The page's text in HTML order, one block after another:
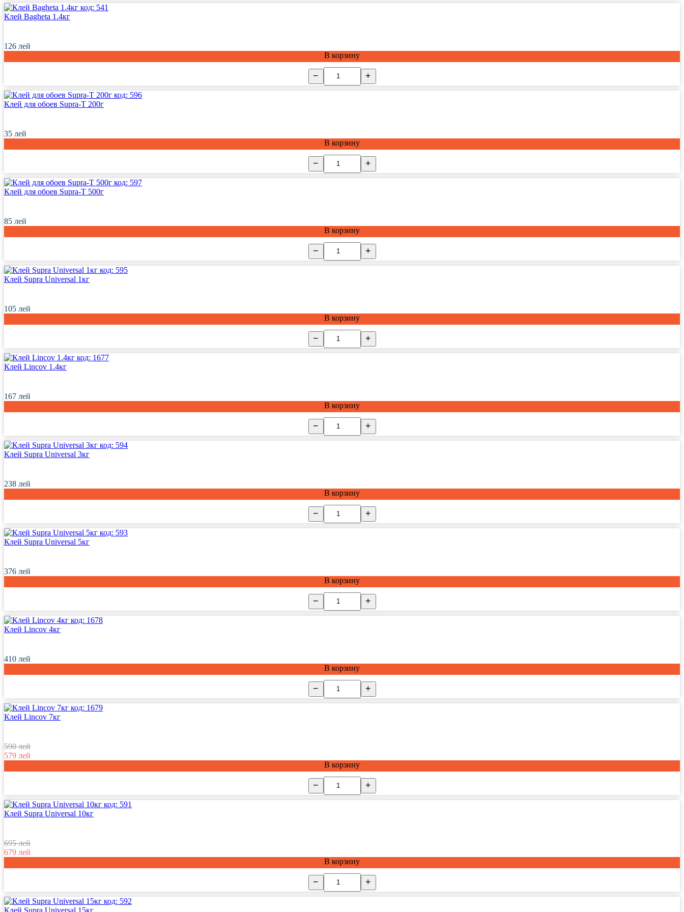
код: 541
Клей Bagheta 1.4кг
126 лей
В корзину
− +
код: 596
Клей для обоев Supra-T 200г
35 лей
В корзину
− +
код: 597
Клей для обоев Supra-T 500г
85 лей
В корзину
− +
код: 595
Клей Supra Universal 1кг
105 лей
В корзину
− +
код: 1677
Клей Lincov 1.4кг
167 лей
В корзину
− +
код: 594
Клей Supra Universal 3кг
238 лей
В корзину
− +
код: 593
Клей Supra Universal 5кг
376 лей
В корзину
− +
код: 1678
Клей Lincov 4кг
410 лей
В корзину
− +
код: 1679
Клей Lincov 7кг
590 лей
579 лей
В корзину
− +
код: 591
Клей Supra Universal 10кг
695 лей
679 лей
В корзину
− +
код: 592
Клей Supra Universal 15кг